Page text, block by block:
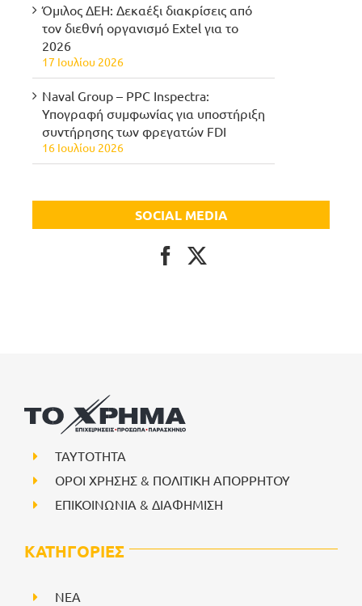
Όμιλος ΔΕΗ: Δεκαέξι διακρίσεις από
τον διεθνή οργανισμό Extel για το
2026
17 Ιουλίου 2026
Naval Group – PPC Inspectra:
Υπογραφή συμφωνίας για υποστήριξη
συντήρησης των φρεγατών FDI
16 Ιουλίου 2026
SOCIAL MEDIA
ΤΑΥΤΟΤΗΤΑ
ΟΡΟΙ ΧΡΗΣΗΣ & ΠΟΛΙΤΙΚΗ ΑΠΟΡΡΗΤΟΥ
ΕΠΙΚΟΙΝΩΝΙΑ & ΔΙΑΦΗΜΙΣΗ
ΚΑΤΗΓΟΡΙΕΣ
NEA